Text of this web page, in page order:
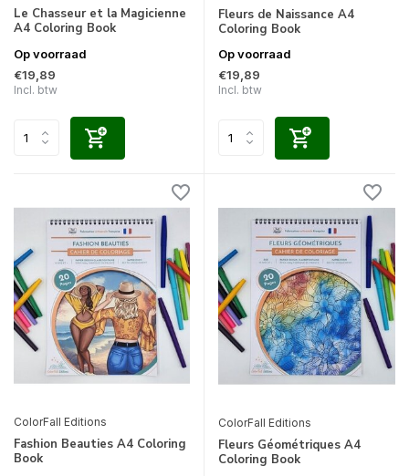
Le Chasseur et la Magicienne
A4 Coloring Book
Op voorraad
€19,89
Incl. btw
Fleurs de Naissance A4
Coloring Book
Op voorraad
€19,89
Incl. btw
ColorFall Editions
Fashion Beauties A4 Coloring
Book
ColorFall Editions
Fleurs Géométriques A4
Coloring Book